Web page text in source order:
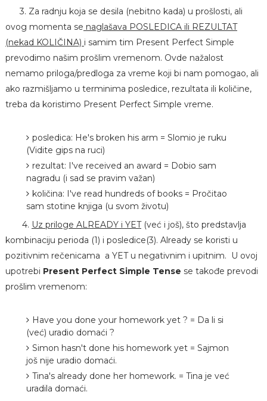
3. Za radnju koja se desila (nebitno kada) u prošlosti, ali
ovog momenta se naglašava POSLEDICA ili REZULTAT
(nekad KOLIČINA) i samim tim Present Perfect Simple
prevodimo našim prošlim vremenom. Ovde nažalost
nemamo priloga/predloga za vreme koji bi nam pomogao, ali
ako razmišljamo u terminima posledice, rezultata ili količine,
treba da koristimo Present Perfect Simple vreme.
posledica: He's broken his arm = Slomio je ruku
(Vidite gips na ruci)
rezultat: I've received an award = Dobio sam
nagradu (i sad se pravim važan)
količina: I've read hundreds of books = Pročitao
sam stotine knjiga (u svom životu)
4. Uz priloge ALREADY i YET(već i još), što predstavlja
kombinaciju perioda (1) i posledice(3). Already se koristi u
pozitivnim rečenicama a YET u negativnim i upitnim. U ovoj
upotrebi Present Perfect Simple Tense se takođe prevodi
prošlim vremenom:
Have you done your homework yet ? = Da li si
(već) uradio domaći ?
Simon hasn't done his homework yet = Sajmon
još nije uradio domaći.
Tina's already done her homework. = Tina je već
uradila domaći.